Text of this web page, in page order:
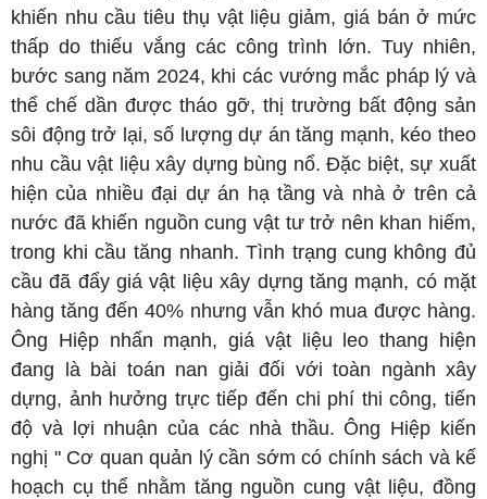
khiến nhu cầu tiêu thụ vật liệu giảm, giá bán ở mức
thấp do thiếu vắng các công trình lớn. Tuy nhiên,
bước sang năm 2024, khi các vướng mắc pháp lý và
thể chế dần được tháo gỡ, thị trường bất động sản
sôi động trở lại, số lượng dự án tăng mạnh, kéo theo
nhu cầu vật liệu xây dựng bùng nổ. Đặc biệt, sự xuất
hiện của nhiều đại dự án hạ tầng và nhà ở trên cả
nước đã khiến nguồn cung vật tư trở nên khan hiếm,
trong khi cầu tăng nhanh. Tình trạng cung không đủ
cầu đã đẩy giá vật liệu xây dựng tăng mạnh, có mặt
hàng tăng đến 40% nhưng vẫn khó mua được hàng.
Ông Hiệp nhấn mạnh, giá vật liệu leo thang hiện
đang là bài toán nan giải đối với toàn ngành xây
dựng, ảnh hưởng trực tiếp đến chi phí thi công, tiến
độ và lợi nhuận của các nhà thầu. Ông Hiệp kiến
nghị " Cơ quan quản lý cần sớm có chính sách và kế
hoạch cụ thể nhằm tăng nguồn cung vật liệu, đồng